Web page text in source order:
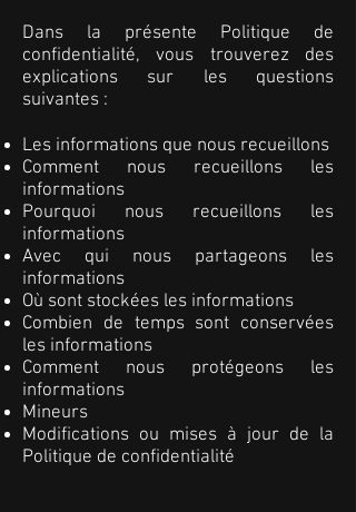
Dans la présente Politique de
confidentialité, vous trouverez des
explications sur les questions
suivantes :
Les informations que nous recueillons
Comment nous recueillons les
informations
Pourquoi nous recueillons les
informations
Avec qui nous partageons les
informations
Où sont stockées les informations
Combien de temps sont conservées
les informations
Comment nous protégeons les
informations
Mineurs
Modifications ou mises à jour de la
Politique de confidentialité